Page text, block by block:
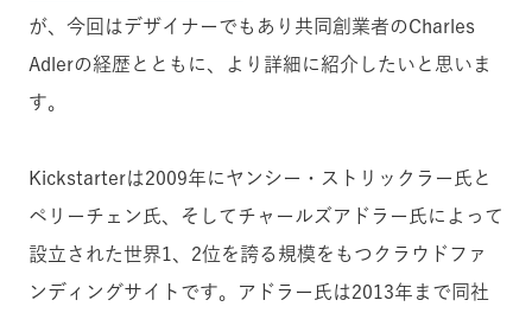
が、今回はデザイナーでもあり共同創業者のCharles
Adlerの経歴とともに、より詳細に紹介したいと思いま
す。
Kickstarterは2009年にヤンシー・ストリックラー氏と
ペリーチェン氏、そしてチャールズアドラー氏によって
設立された世界1、2位を誇る規模をもつクラウドファ
ンディングサイトです。アドラー氏は2013年まで同社